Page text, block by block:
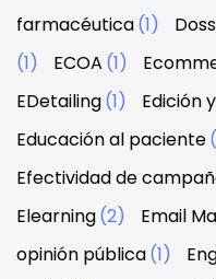
farmacéutica(1)
(1)
ECOA (1)
EDetailing(1) Edición
Educación al paciente
Efectividad de
Elearning(2) Email
opinión pública(1)